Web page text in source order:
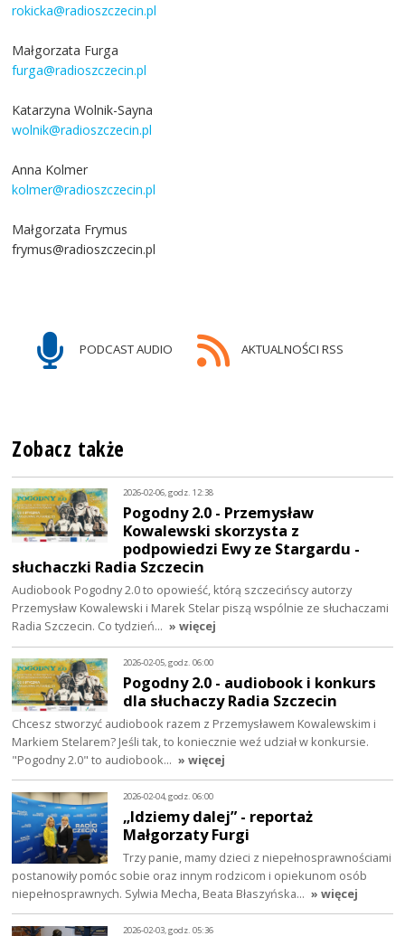
rokicka@radioszczecin.pl
Małgorzata Furga
furga@radioszczecin.pl
Katarzyna Wolnik-Sayna
wolnik@radioszczecin.pl
Anna Kolmer
kolmer@radioszczecin.pl
Małgorzata Frymus
frymus@radioszczecin.pl
PODCAST AUDIO AKTUALNOŚCI RSS
Zobacz także
2026-02-06, godz. 12:38
Pogodny 2.0 - Przemysław
Kowalewski skorzysta z
podpowiedzi Ewy ze Stargardu -
słuchaczki Radia Szczecin
Audiobook Pogodny 2.0 to opowieść, którą szczecińscy autorzy
Przemysław Kowalewski i Marek Stelar piszą wspólnie ze słuchaczami
Radia Szczecin. Co tydzień… » więcej
2026-02-05, godz. 06:00
Pogodny 2.0 - audiobook i konkurs
dla słuchaczy Radia Szczecin
Chcesz stworzyć audiobook razem z Przemysławem Kowalewskim i
Markiem Stelarem? Jeśli tak, to koniecznie weź udział w konkursie.
"Pogodny 2.0" to audiobook… » więcej
2026-02-04, godz. 06:00
„Idziemy dalej” - reportaż
Małgorzaty Furgi
Trzy panie, mamy dzieci z niepełnosprawnościami
postanowiły pomóc sobie oraz innym rodzicom i opiekunom osób
niepełnosprawnych. Sylwia Mecha, Beata Błaszyńska… » więcej
2026-02-03, godz. 05:36